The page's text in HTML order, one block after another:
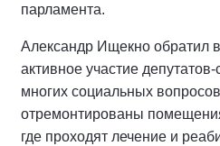
парламента.
Александр Ищекно обратил
активное участие
многих социальных
отремонтированы
где проходят лечение и